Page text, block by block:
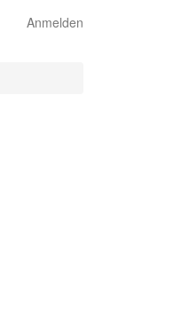
Anmelden